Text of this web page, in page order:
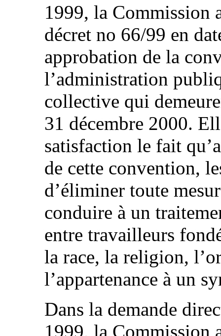
1999, la Commission
décret no 66/99 en
approbation de la
l’administration
collective qui
31 décembre 2000.
satisfaction le fait
de cette convention,
d’éliminer toute
conduire à un
entre travailleurs
la race, la religion,
l’appartenance à un
Dans la demande
1999, la Commission